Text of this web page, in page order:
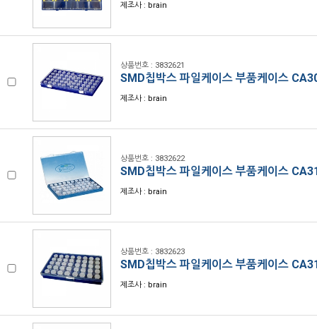
제조사 : brain
상품번호 : 3832621
SMD칩박스 파일케이스 부품케이스
제조사 : brain
상품번호 : 3832622
SMD칩박스 파일케이스 부품케이스
제조사 : brain
상품번호 : 3832623
SMD칩박스 파일케이스 부품케이스
제조사 : brain